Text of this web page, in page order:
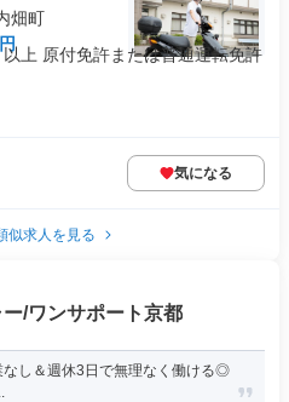
畑町
上 原付免許または普通運転免許
気になる
似求人を見る
/ワンサポート京都
し＆週休3日で無理なく働ける◎